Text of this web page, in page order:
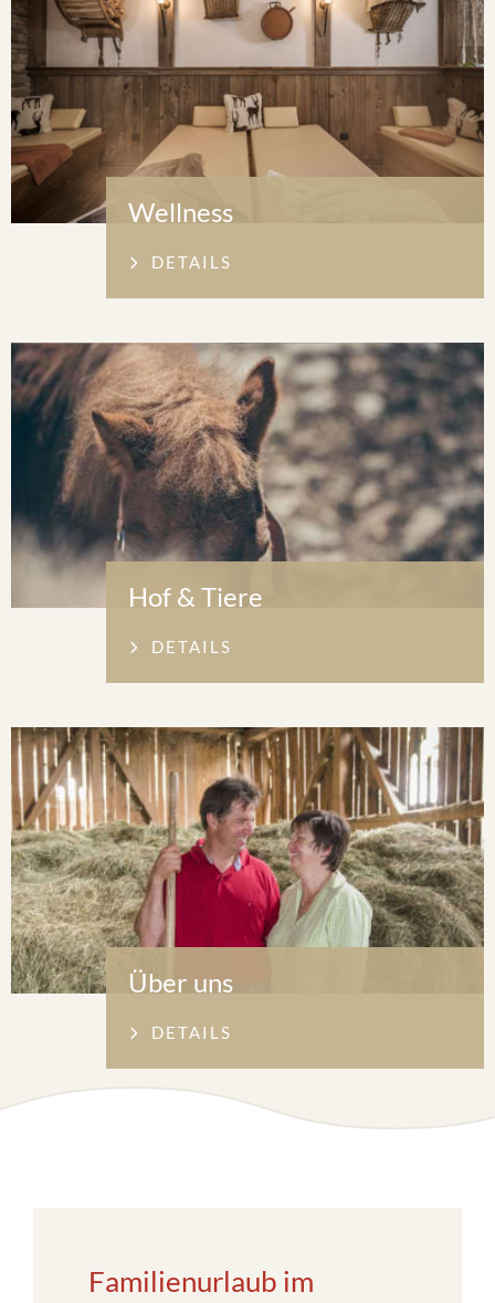
Wellness
DETAILS
Hof & Tiere
DETAILS
Über uns
DETAILS
Familienurlaub im